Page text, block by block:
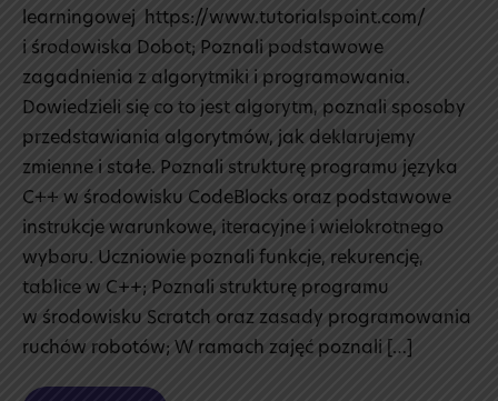
learningowej https://www.tutorialspoint.com/
i środowiska Dobot; Poznali podstawowe
zagadnienia z algorytmiki i programowania.
Dowiedzieli się co to jest algorytm, poznali sposoby
przedstawiania algorytmów, jak deklarujemy
zmienne i stałe. Poznali strukturę programu języka
C++ w środowisku CodeBlocks oraz podstawowe
instrukcje warunkowe, iteracyjne i wielokrotnego
wyboru. Uczniowie poznali funkcje, rekurencję,
tablice w C++; Poznali strukturę programu
w środowisku Scratch oraz zasady programowania
ruchów robotów; W ramach zajęć poznali […]